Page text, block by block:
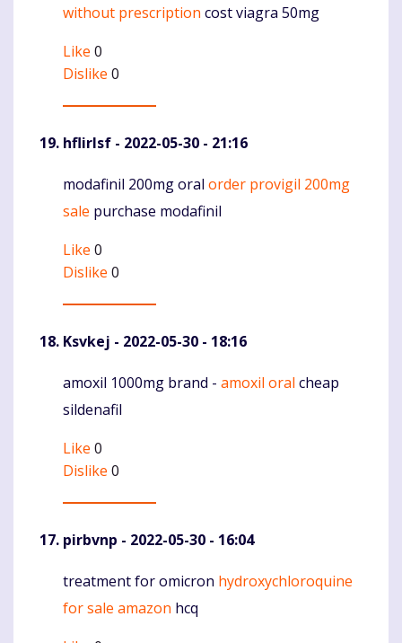
without prescription cost viagra 50mg
Like 0
Dislike 0
hflirlsf - 2022-05-30 - 21:16
Komentaras
modafinil 200mg oral order provigil 200mg
sale purchase modafinil
Like 0
Dislike 0
Ksvkej - 2022-05-30 - 18:16
Komentaras
amoxil 1000mg brand - amoxil oral cheap
sildenafil
Like 0
Dislike 0
pirbvnp - 2022-05-30 - 16:04
Komentaras
treatment for omicron hydroxychloroquine
for sale amazon hcq